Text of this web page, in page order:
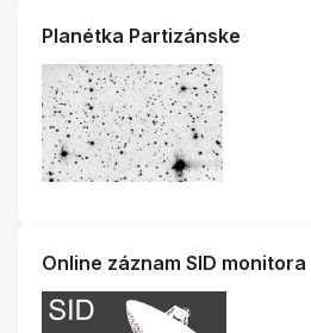
Planétka Partizánske
Online záznam SID monitora